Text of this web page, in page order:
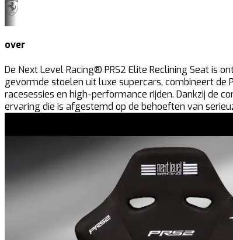
over
De Next Level Racing® PRS2 Elite Reclining Seat is
gevormde stoelen uit luxe supercars, combineert
racesessies en high-performance rijden. Dankzij de
ervaring die is afgestemd op de behoeften van